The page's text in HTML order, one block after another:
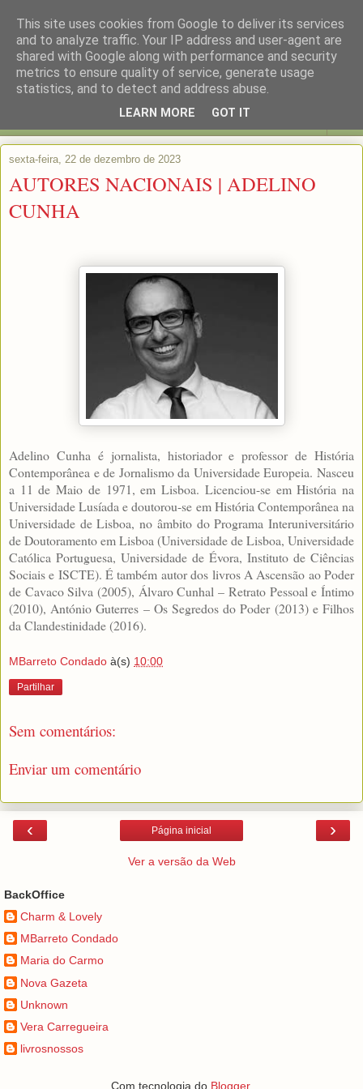
sexta-feira, 22 de dezembro de 2023
AUTORES NACIONAIS | ADELINO
CUNHA
Adelino Cunha é jornalista, historiador e professor de História
Contemporânea e de Jornalismo da Universidade Europeia. Nasceu
a 11 de Maio de 1971, em Lisboa. Licenciou-se em História na
Universidade Lusíada e doutorou-se em História Contemporânea na
Universidade de Lisboa, no âmbito do Programa Interuniversitário
de Doutoramento em Lisboa (Universidade de Lisboa, Universidade
Católica Portuguesa, Universidade de Évora, Instituto de Ciências
Sociais e ISCTE). É também autor dos livros A Ascensão ao Poder
de Cavaco Silva (2005), Álvaro Cunhal – Retrato Pessoal e Íntimo
(2010), António Guterres – Os Segredos do Poder (2013) e Filhos
da Clandestinidade (2016).
MBarreto Condado à(s) 10:00
Partilhar
Sem comentários:
Enviar um comentário
‹ ›
Página inicial
Ver a versão da Web
BackOffice
Charm & Lovely
MBarreto Condado
Maria do Carmo
Nova Gazeta
Unknown
Vera Carregueira
livrosnossos
Com tecnologia do Blogger.
This site uses cookies from Google to deliver its services
and to analyze traffic. Your IP address and user-agent are
shared with Google along with performance and security
metrics to ensure quality of service, generate usage
statistics, and to detect and address abuse.
LEARN MORE GOT IT